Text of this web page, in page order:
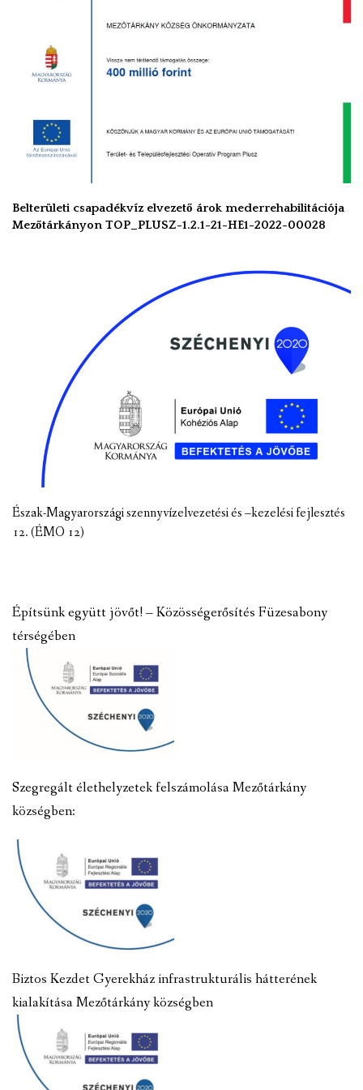
Belterületi csapadékvíz elvezető árok mederrehabilitációja
Mezőtárkányon TOP_PLUSZ-1.2.1-21-HE1-2022-00028
Észak-Magyarországi szennyvízelvezetési és –kezelési fejlesztés
12. (ÉMO 12)
Építsünk együtt jövőt! – Közösségerősítés Füzesabony
térségében
Szegregált élethelyzetek felszámolása Mezőtárkány
községben:
Biztos Kezdet Gyerekház infrastrukturális hátterének
kialakítása Mezőtárkány községben